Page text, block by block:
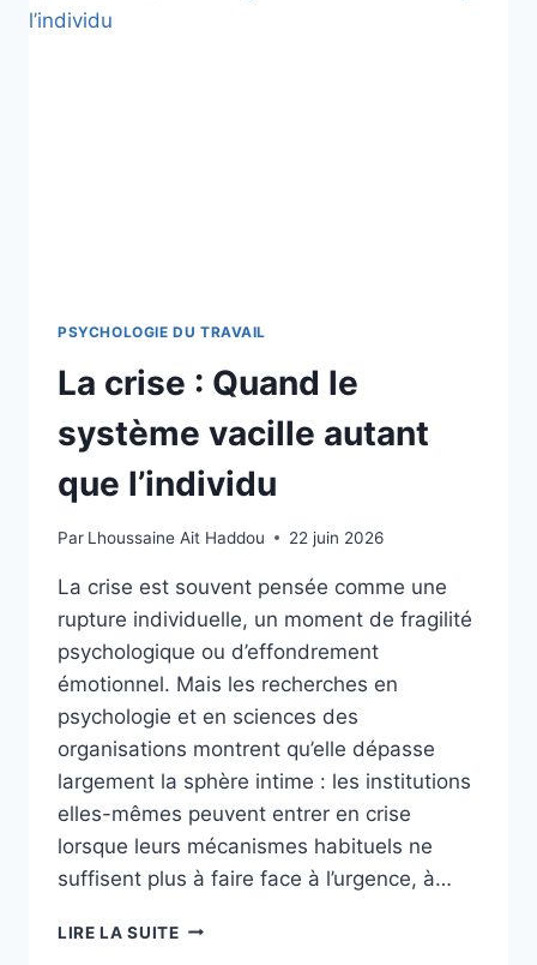
PSYCHOLOGIE DU TRAVAIL
La crise : Quand le
système vacille autant
que l’individu
Par Lhoussaine Ait Haddou 22 juin 2026
La crise est souvent pensée comme une
rupture individuelle, un moment de fragilité
psychologique ou d’effondrement
émotionnel. Mais les recherches en
psychologie et en sciences des
organisations montrent qu’elle dépasse
largement la sphère intime : les institutions
elles-mêmes peuvent entrer en crise
lorsque leurs mécanismes habituels ne
suffisent plus à faire face à l’urgence, à…
LIRE LA SUITE